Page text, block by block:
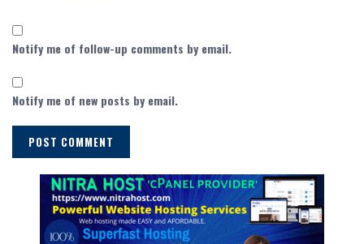
Notify me of follow-up comments by email.
Notify me of new posts by email.